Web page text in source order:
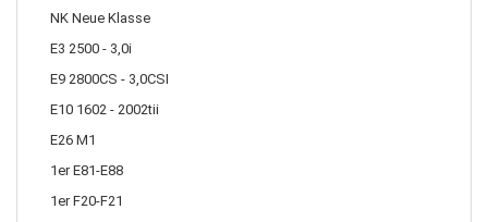
NK Neue Klasse
E3 2500 - 3,0i
E9 2800CS - 3,0CSI
E10 1602 - 2002tii
E26 M1
1er E81-E88
1er F20-F21